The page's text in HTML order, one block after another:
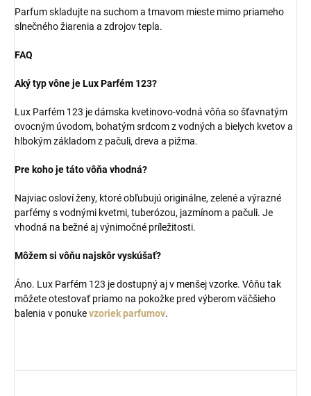
Parfum skladujte na suchom a tmavom mieste mimo priameho
slnečného žiarenia a zdrojov tepla.
FAQ
Aký typ vône je Lux Parfém 123?
Lux Parfém 123 je dámska kvetinovo-vodná vôňa so šťavnatým
ovocným úvodom, bohatým srdcom z vodných a bielych kvetov a
hlbokým základom z pačuli, dreva a pižma.
Pre koho je táto vôňa vhodná?
Najviac osloví ženy, ktoré obľubujú originálne, zelené a výrazné
parfémy s vodnými kvetmi, tuberózou, jazmínom a pačuli. Je
vhodná na bežné aj výnimočné príležitosti.
Môžem si vôňu najskôr vyskúšať?
Áno. Lux Parfém 123 je dostupný aj v menšej vzorke. Vôňu tak
môžete otestovať priamo na pokožke pred výberom väčšieho
balenia v ponukevzoriek parfumov.